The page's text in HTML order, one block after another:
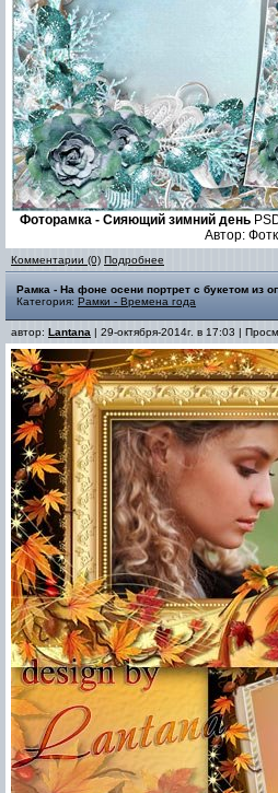
Фоторамка - Сияющий зимний день
Автор:
Комментарии (0) Подробнее
Рамка - На фоне осени портрет с букетом из
Категория: Рамки - Времена года
автор: Lantana | 29-октября-2014г. в 17:03 |